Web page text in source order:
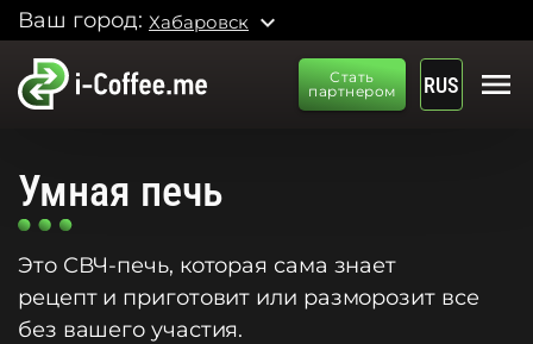
Ваш город: Хабаровск expand_more
Стать
партнером
RUS menu
Умная печь
Это СВЧ-печь, которая сама знает
рецепт и приготовит или разморозит все
без вашего участия.